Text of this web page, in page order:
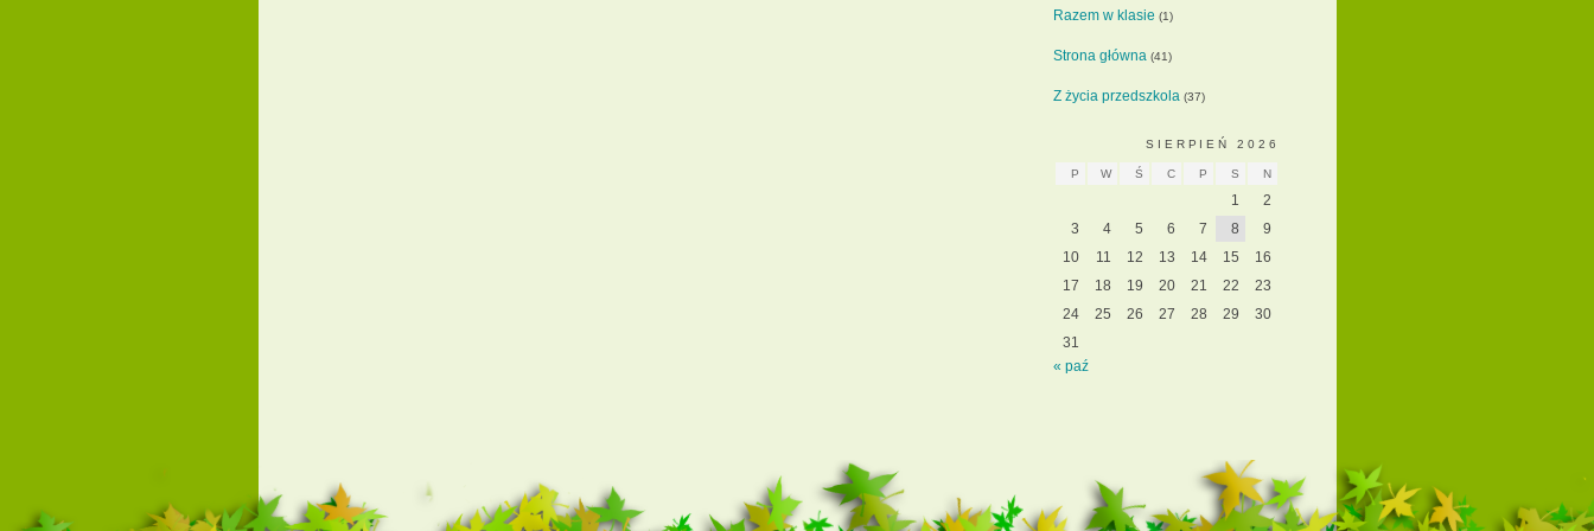
Razem w klasie (1)
Strona główna(41)
Z życia przedszkola(37)
SIERPIEŃ 2026
P W Ś C P S N
1
2
3
4 5 6 7 8
9
10
11 12 13 14 15
16
17
18 19 20 21 22
23
24
25 26 27 28 29
30
31
« paź